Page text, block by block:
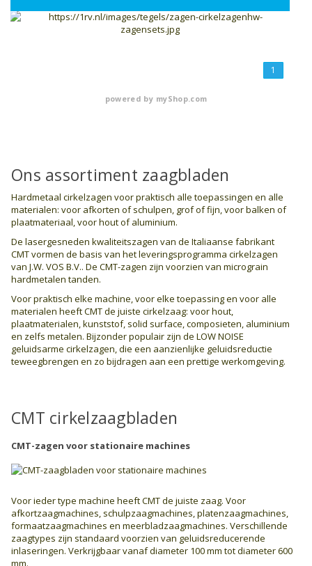
1
powered by myShop.com
Ons assortiment zaagbladen
Hardmetaal cirkelzagen voor praktisch alle toepassingen en alle
materialen: voor afkorten of schulpen, grof of fijn, voor balken of
plaatmateriaal, voor hout of aluminium.
De lasergesneden kwaliteitszagen van de Italiaanse fabrikant
CMT vormen de basis van het leveringsprogramma cirkelzagen
van J.W. VOS B.V.. De CMT-zagen zijn voorzien van micrograin
hardmetalen tanden.
Voor praktisch elke machine, voor elke toepassing en voor alle
materialen heeft CMT de juiste cirkelzaag: voor hout,
plaatmaterialen, kunststof, solid surface, composieten, aluminium
en zelfs metalen. Bijzonder populair zijn de LOW NOISE
geluidsarme cirkelzagen, die een aanzienlijke geluidsreductie
teweegbrengen en zo bijdragen aan een prettige werkomgeving.
CMT cirkelzaagbladen
CMT-zagen voor stationaire machines
Voor ieder type machine heeft CMT de juiste zaag. Voor
afkortzaagmachines, schulpzaagmachines, platenzaagmachines,
formaatzaagmachines en meerblad­zaagmachines. Verschillende
zaagtypes zijn standaard voorzien van geluids­reducerende
inlaseringen. Verkrijgbaar vanaf diameter 100 mm tot diameter 600
mm.